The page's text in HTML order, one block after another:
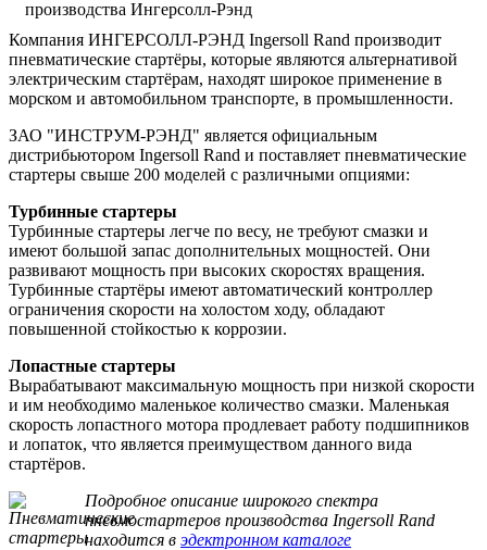
Компания ИНГЕРСОЛЛ-РЭНД Ingersoll Rand производит
пневматические стартёры, которые являются альтернативой
электрическим стартёрам, находят широкое применение в
морском и автомобильном транспорте, в промышленности.
ЗАО "ИНСТРУМ-РЭНД" является официальным
дистрибьютором Ingersoll Rand и поставляет пневматические
стартеры свыше 200 моделей с различными опциями:
Турбинные стартеры
Турбинные стартеры легче по весу, не требуют смазки и
имеют большой запас дополнительных мощностей. Они
развивают мощность при высоких скоростях вращения.
Турбинные стартёры имеют автоматический контроллер
ограничения скорости на холостом ходу, обладают
повышенной стойкостью к коррозии.
Лопастные стартеры
Вырабатывают максимальную мощность при низкой скорости
и им необходимо маленькое количество смазки. Маленькая
скорость лопастного мотора продлевает работу подшипников
и лопаток, что является преимуществом данного вида
стартёров.
Подробное описание широкого спектра
пневмостартеров производства Ingersoll Rand
находится в эдектронном каталоге